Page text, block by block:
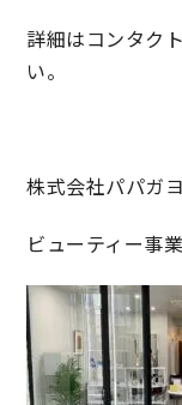
詳細はコンタク
い。
株式会社パパガヨ
ビューティー事